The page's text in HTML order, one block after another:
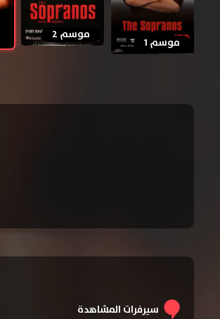
موسم 1
موسم 2
سيرفرات المشاهدة